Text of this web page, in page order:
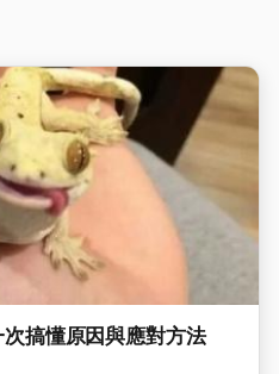
搞懂原因與應對方法